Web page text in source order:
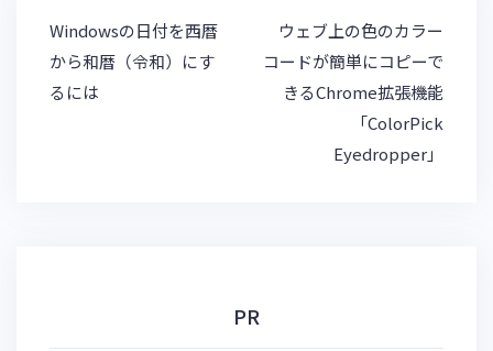
y
投
稿
ナ
ビ
Windowsの日付を西暦
から和暦（令和）にす
るには
ウェブ上の色のカラー
コードが簡単にコピーで
きるChrome拡張機能
「ColorPick
Eyedropper」
PR